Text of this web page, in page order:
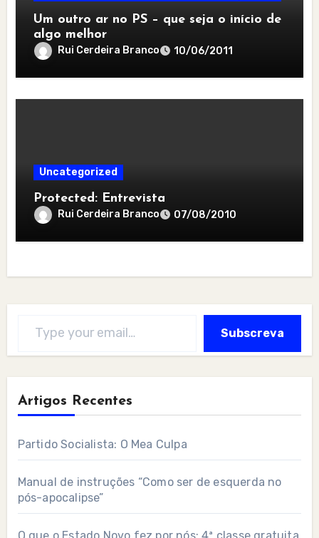
Um outro ar no PS – que seja o início de
algo melhor
Rui Cerdeira Branco 10/06/2011
Uncategorized
Protected: Entrevista
Rui Cerdeira Branco 07/08/2010
Subscreva
Artigos Recentes
Partido Socialista: O Mea Culpa
Manual de instruções “Como ser de esquerda no
pós-apocalipse”